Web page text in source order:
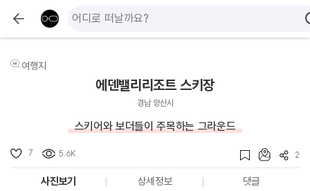
여행지
에덴밸리리조트 스키장
경남 양산시
스키어와 보더들이 주목하는 그라운드
7 5.6K 2
사진보기 상세정보 댓글